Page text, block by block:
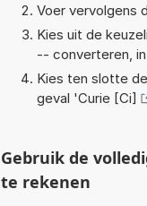
Voer vervolgens
Kies uit de
-- converteren,
Kies ten slotte
geval 'Curie [Ci]
Gebruik de
te rekenen